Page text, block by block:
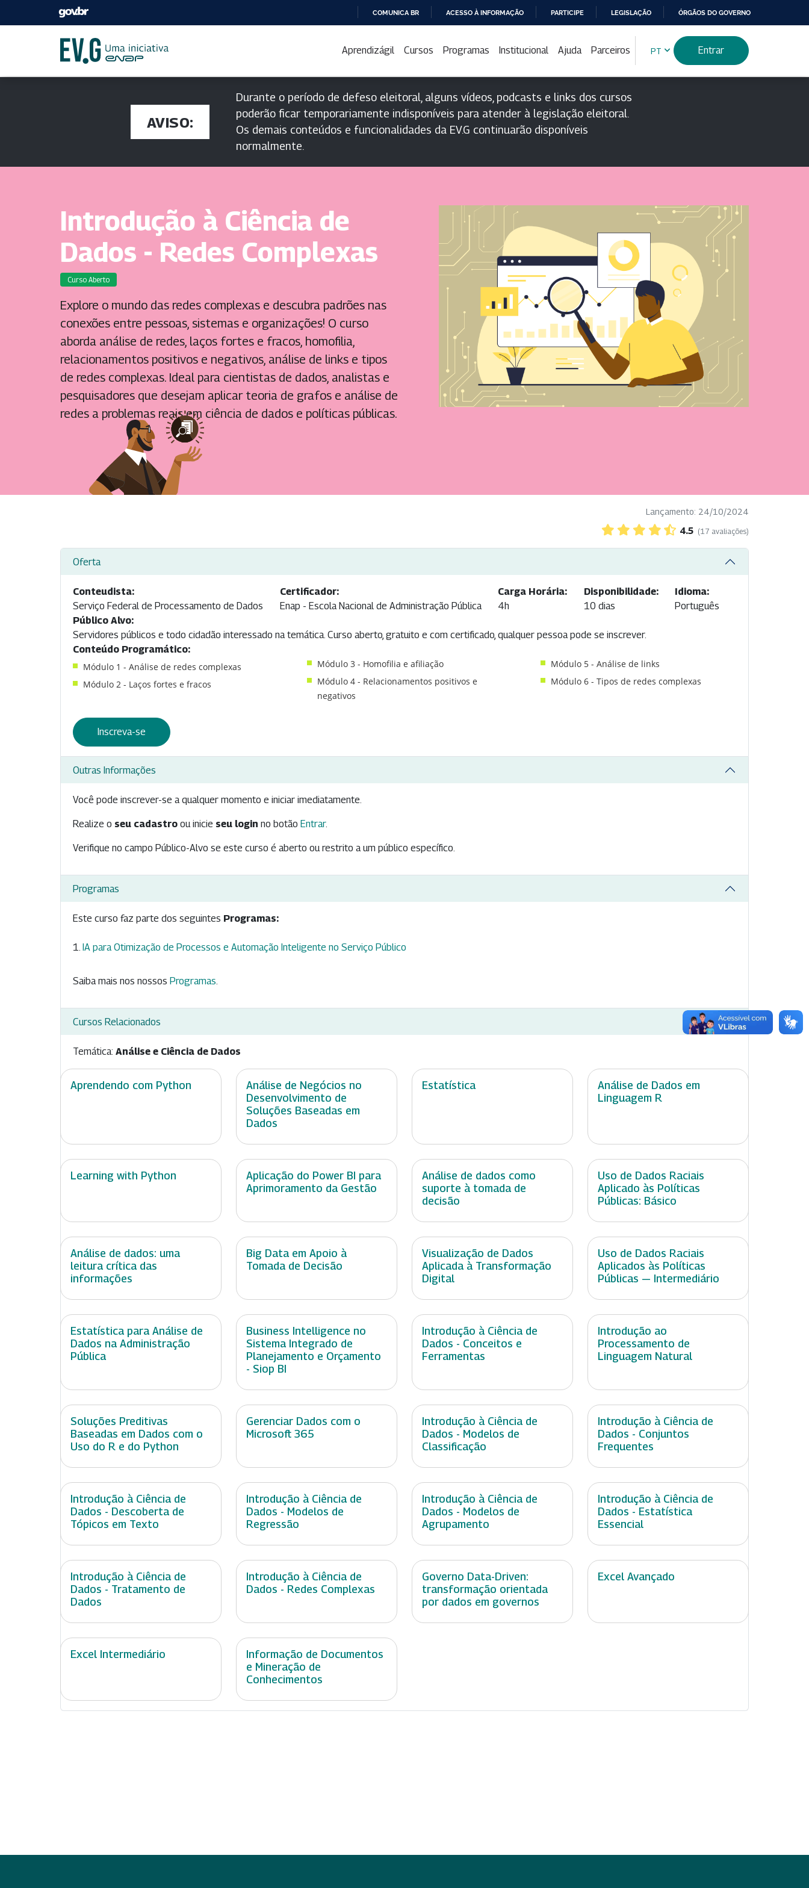
PARA
CONTEÚDO
COMUNICA BR ACESSO À INFORMAÇÃO PARTICIPE LEGISLAÇÃO ÓRGÃOS DO GOVERNO
Aprendizágil Cursos Programas Institucional Ajuda Parceiros PT Entrar
AVISO:
Durante o período de defeso eleitoral, alguns vídeos, podcasts e links dos cursos
poderão ficar temporariamente indisponíveis para atender à legislação eleitoral.
Os demais conteúdos e funcionalidades da EV.G continuarão disponíveis
normalmente.
Introdução à Ciência de
Dados - Redes Complexas
Curso Aberto
Explore o mundo das redes complexas e descubra padrões nas
conexões entre pessoas, sistemas e organizações! O curso
aborda análise de redes, laços fortes e fracos, homofilia,
relacionamentos positivos e negativos, análise de links e tipos
de redes complexas. Ideal para cientistas de dados, analistas e
pesquisadores que desejam aplicar teoria de grafos e análise de
redes a problemas reais em ciência de dados e políticas públicas.
Lançamento: 24/10/2024
4.5 (17 avaliações)
Oferta
Conteudista:
Serviço Federal de Processamento de Dados
Certificador:
Enap - Escola Nacional de Administração Pública
Carga Horária:
4h
Disponibilidade:
10 dias
Idioma:
Português
Público Alvo:
Servidores públicos e todo cidadão interessado na temática. Curso aberto, gratuito e com certificado, qualquer pessoa pode se inscrever.
Conteúdo Programático:
Módulo 1 - Análise de redes complexas
Módulo 2 - Laços fortes e fracos
Módulo 3 - Homofilia e afiliação
Módulo 4 - Relacionamentos positivos e
negativos
Módulo 5 - Análise de links
Módulo 6 - Tipos de redes complexas
Inscreva-se
Outras Informações
Você pode inscrever-se a qualquer momento e iniciar imediatamente.
Realize o seu cadastro ou inicie seu login no botão Entrar.
Verifique no campo Público-Alvo se este curso é aberto ou restrito a um público específico.
Programas
Este curso faz parte dos seguintes Programas:
IA para Otimização de Processos e Automação Inteligente no Serviço Público
Saiba mais nos nossos Programas.
Cursos Relacionados
Temática: Análise e Ciência de Dados
Aprendendo com Python
Análise de Negócios no
Desenvolvimento de
Soluções Baseadas em
Dados
Estatística
Análise de Dados em
Linguagem R
Learning with Python
Aplicação do Power BI para
Aprimoramento da Gestão
Análise de dados como
suporte à tomada de
decisão
Uso de Dados Raciais
Aplicado às Políticas
Públicas: Básico
Análise de dados: uma
leitura crítica das
informações
Big Data em Apoio à
Tomada de Decisão
Visualização de Dados
Aplicada à Transformação
Digital
Uso de Dados Raciais
Aplicados às Políticas
Públicas — Intermediário
Estatística para Análise de
Dados na Administração
Pública
Business Intelligence no
Sistema Integrado de
Planejamento e Orçamento
- Siop BI
Introdução à Ciência de
Dados - Conceitos e
Ferramentas
Introdução ao
Processamento de
Linguagem Natural
Soluções Preditivas
Baseadas em Dados com o
Uso do R e do Python
Gerenciar Dados com o
Microsoft 365
Introdução à Ciência de
Dados - Modelos de
Classificação
Introdução à Ciência de
Dados - Conjuntos
Frequentes
Introdução à Ciência de
Dados - Descoberta de
Tópicos em Texto
Introdução à Ciência de
Dados - Modelos de
Regressão
Introdução à Ciência de
Dados - Modelos de
Agrupamento
Introdução à Ciência de
Dados - Estatística
Essencial
Introdução à Ciência de
Dados - Tratamento de
Dados
Introdução à Ciência de
Dados - Redes Complexas
Governo Data-Driven:
transformação orientada
por dados em governos
Excel Avançado
Excel Intermediário
Informação de Documentos
e Mineração de
Conhecimentos